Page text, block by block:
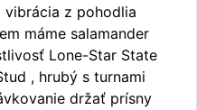
z pohodlia
máme salamander
Lone-Star State
, hrubý s turnami
držať prísny